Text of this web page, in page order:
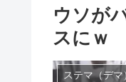
ウソが
スにｗ
ステマ（デマ